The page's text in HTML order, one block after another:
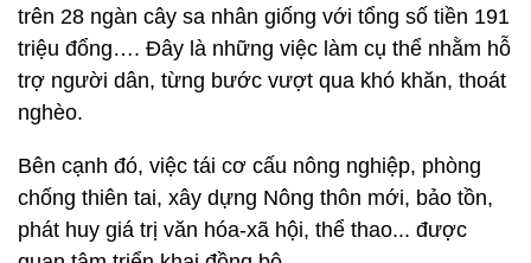
trên 28 ngàn cây sa nhân giống với tổng số tiền 191
triệu đổng…. Đây là những việc làm cụ thể nhằm hỗ
trợ người dân, từng bước vượt qua khó khăn, thoát
nghèo.
Bên cạnh đó, việc tái cơ cấu nông nghiệp, phòng
chống thiên tai, xây dựng Nông thôn mới, bảo tồn,
phát huy giá trị văn hóa-xã hội, thể thao... được